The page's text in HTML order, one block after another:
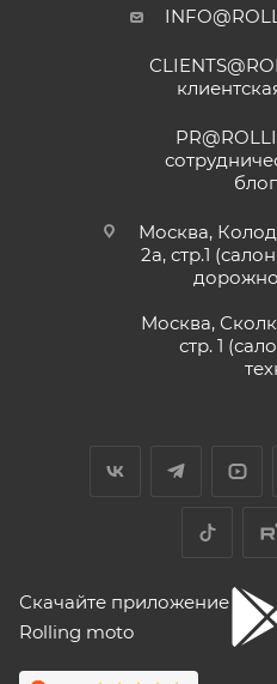
Москва,
2а, стр.1
Москва,
стр. 1
Скачайте приложение
Rolling moto